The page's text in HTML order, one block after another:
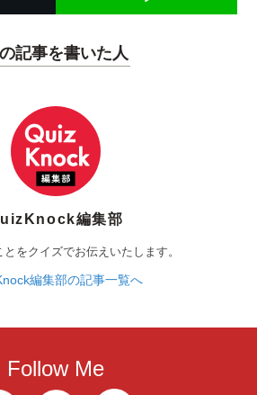
記事を書いた人
編集部
をクイズでお伝えいたします。
編集部の記事一覧へ
Follow Me